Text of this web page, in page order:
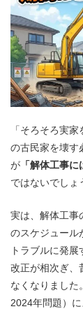
「そろそろ実
の古民家を壊
が 「解体工事
ではないでしょ
実は、解体工事
のスケジュール
トラブルに発
改正が相次ぎ、
なくなりました
2024年問題）